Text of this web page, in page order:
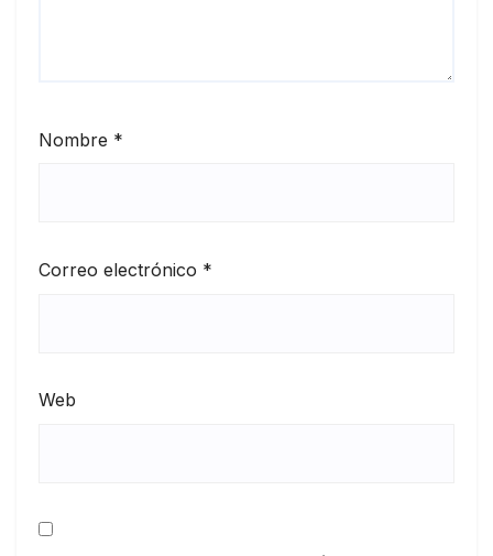
Nombre *
Correo electrónico *
Web